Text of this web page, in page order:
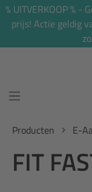
% UITVERKOOP %
prijs! Actie geldig
Producten E-
FIT